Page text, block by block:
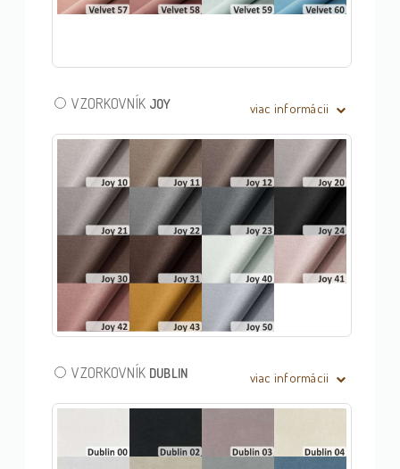
VZORKOVNÍK JOY viac informácii
VZORKOVNÍK DUBLIN viac informácii